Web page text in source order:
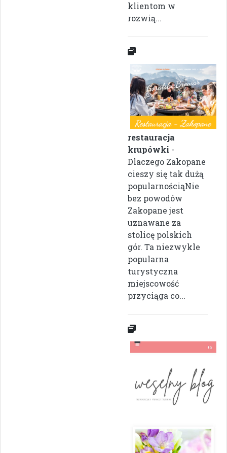
klientom w
rozwią...
restauracja
krupówki -
Dlaczego Zakopane
cieszy się tak dużą
popularnościąNie
bez powodów
Zakopane jest
uznawane za
stolicę polskich
gór. Ta niezwykle
popularna
turystyczna
miejscowość
przyciąga co...